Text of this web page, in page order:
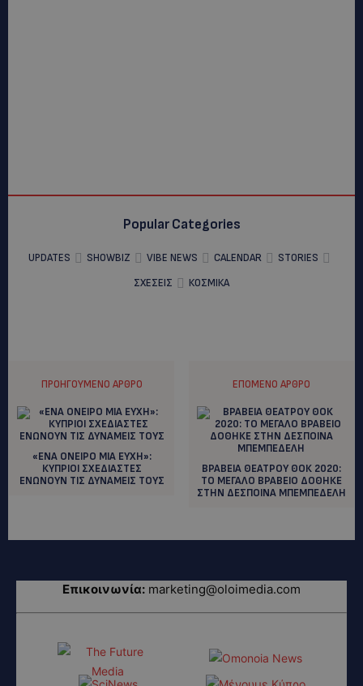
Popular Categories
UPDATES SHOWBIZ VIBE NEWS CALENDAR
STORIES
ΣΧΕΣΕΙΣ
ΚΟΣΜΙΚΑ
ΠΡΟΗΓΟΎΜΕΝΟ ΆΡΘΡΟ
«ΕΝΑ ΟΝΕΙΡΟ ΜΙΑ ΕΥΧΗ»:
ΚΥΠΡΙΟΙ ΣΧΕΔΙΑΣΤΕΣ
ΕΝΩΝΟΥΝ ΤΙΣ ΔΥΝΑΜΕΙΣ ΤΟΥΣ
ΕΠΌΜΕΝΟ ΆΡΘΡΟ
ΒΡΑΒΕΙΑ ΘΕΑΤΡΟΥ ΘΟΚ 2020:
ΤΟ ΜΕΓΑΛΟ ΒΡΑΒΕΙΟ ΔΟΘΗΚΕ
ΣΤΗΝ ΔΕΣΠΟΙΝΑ ΜΠΕΜΠΕΔΕΛΗ
Επικοινωνία: marketing@oloimedia.com